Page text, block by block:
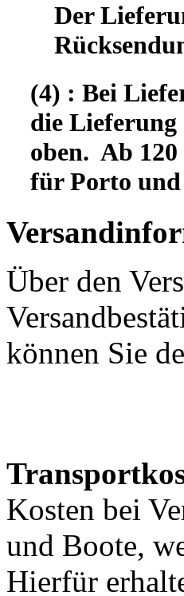
Der
(4) : Bei
die Lieferung
oben. Ab
für Porto und
Über den
können Sie
Kosten bei
und Boote,
Hierfür